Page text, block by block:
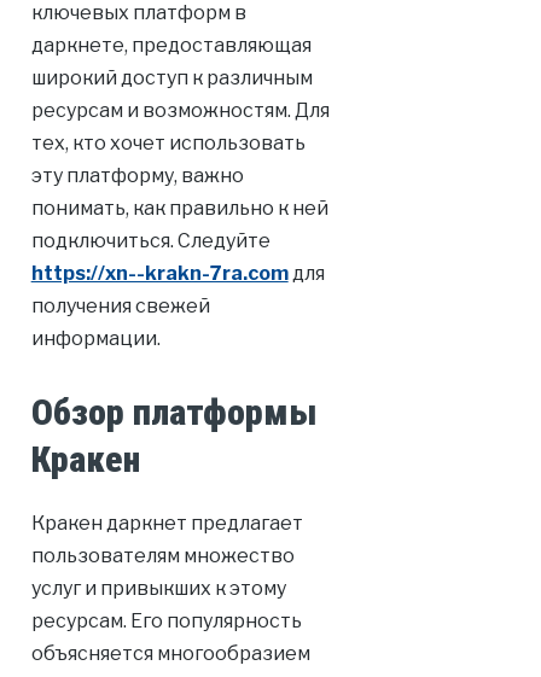
ключевых платформ в
даркнете, предоставляющая
широкий доступ к различным
ресурсам и возможностям. Для
тех, кто хочет использовать
эту платформу, важно
понимать, как правильно к ней
подключиться. Следуйте
https://xn--krakn-7ra.comдля
получения свежей
информации.
Обзор платформы
Кракен
Кракен даркнет предлагает
пользователям множество
услуг и привыкших к этому
ресурсам. Его популярность
объясняется многообразием